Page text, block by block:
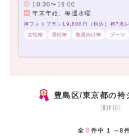
10:30〜19:00
年末年始、毎週水曜
女性袴
男性袴 教員向け袴 ブーツ
豊島区/東京都の袴
shop list
全 8 件中 1 ～8